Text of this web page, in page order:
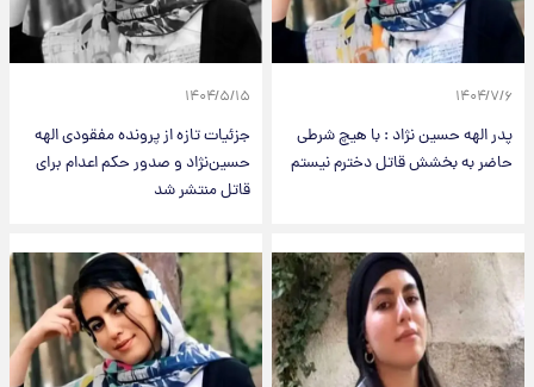
۱۴۰۴/۷/۶
پدر الهه حسین نژاد : با هیچ شرطی
حاضر به بخشش قاتل دخترم نیستم
۱۴۰۴/۵/۱۵
جزئیات تازه از پرونده مفقودی الهه
حسین‌نژاد و صدور حکم اعدام برای
قاتل منتشر شد